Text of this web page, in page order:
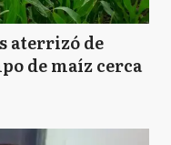
aterrizó de
de maíz cerca